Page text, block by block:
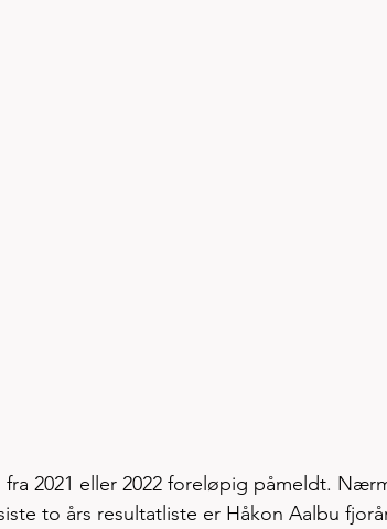
2021 eller 2022 foreløpig påmeldt.
to års resultatliste er Håkon Aalbu